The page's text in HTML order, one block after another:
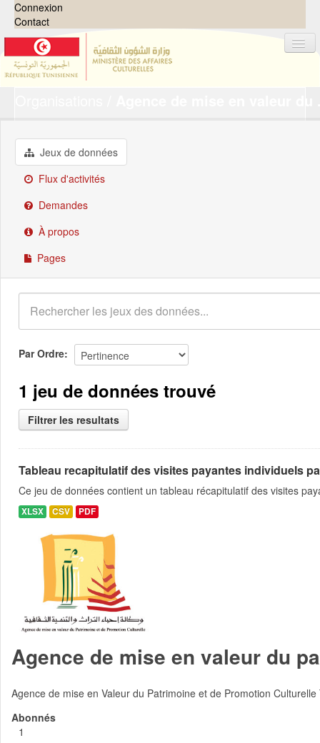
Connexion
Contact
Groupes
Demandes
À propos
Jeux de données
Flux d'activités
Demandes
À propos
Pages
Par Ordre
1 jeu de données trouvé
Filtrer les resultats
Tableau recapitulatif des visites payantes individuels
Ce jeu de données contient un tableau récapitulatif des visites
XLSX CSV PDF
Agence de mise en valeur du
Agence de mise en Valeur du Patrimoine et de Promotion
Abonnés
1